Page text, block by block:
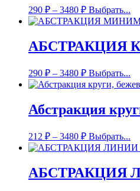
290 ₽ – 3480 ₽ Выбрать...
АБСТРАКЦИЯ
290 ₽ – 3480 ₽ Выбрать...
Абстракция
212 ₽ – 3480 ₽ Выбрать...
АБСТРАКЦИЯ